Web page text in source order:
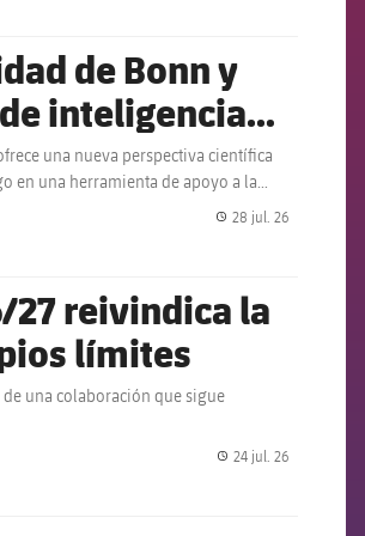
de Bonn y
inteligencia
femenino de
una nueva perspectiva científica
en una herramienta de apoyo a la
28 jul. 26
27 reivindica la
límites
una colaboración que sigue
24 jul. 26